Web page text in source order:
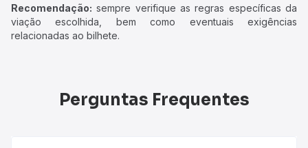
Recomendação: sempre verifique as regras específicas da
viação escolhida, bem como eventuais exigências
relacionadas ao bilhete.
Perguntas Frequentes